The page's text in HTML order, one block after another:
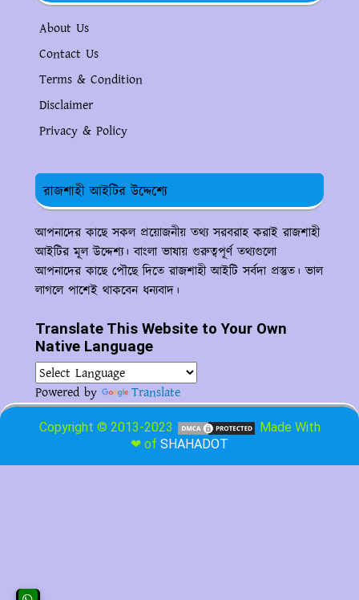
About Us
Contact Us
Terms & Condition
Disclaimer
Privacy & Policy
রাজশাহী আইটির উদ্দেশ্যে
আপনাদের কাছে সকল প্রয়োজনীয় তথ্য সরবরাহ করাই রাজশাহী
আইটির মূল উদ্দেশ্য। বাংলা ভাষায় গুরুত্বপূর্ণ তথ্যগুলো
আপনাদের কাছে পৌছে দিতে রাজশাহী আইটি সর্বদা প্রস্তুত। ভাল
লাগলে পাশেই থাকবেন ধন্যবাদ।
Translate This Website to Your Own
Native Language
Powered by Translate
Copyright © 2013-2023
Made With
❤ of SHAHADOT